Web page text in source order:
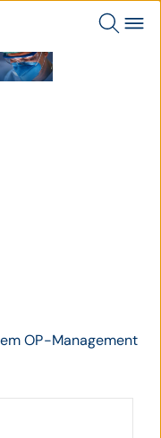
bei OP.
OP-Management